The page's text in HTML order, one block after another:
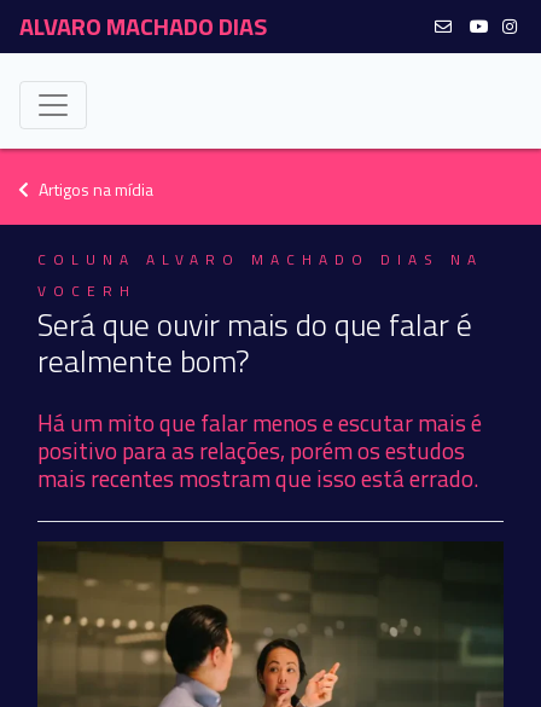
ALVARO MACHADO DIAS
Artigos na mídia
COLUNA ALVARO MACHADO DIAS NA
VOCERH
Será que ouvir mais do que falar é
realmente bom?
Há um mito que falar menos e escutar mais é
positivo para as relações, porém os estudos
mais recentes mostram que isso está errado.